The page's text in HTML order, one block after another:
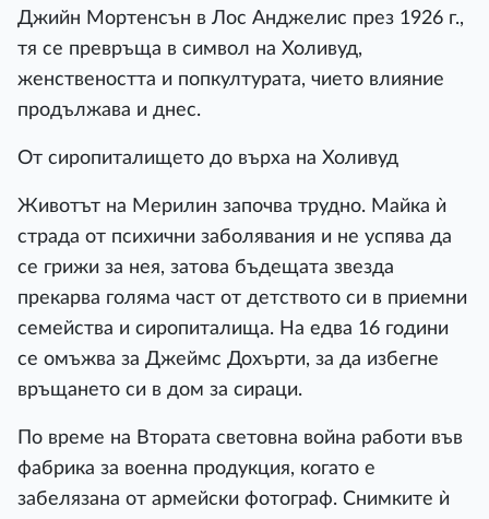
Джийн Мортенсън в Лос Анджелис през 1926 г.,
тя се превръща в символ на Холивуд,
женствеността и попкултурата, чието влияние
продължава и днес.
От сиропиталището до върха на Холивуд
Животът на Мерилин започва трудно. Майка ѝ
страда от психични заболявания и не успява да
се грижи за нея, затова бъдещата звезда
прекарва голяма част от детството си в приемни
семейства и сиропиталища. На едва 16 години
се омъжва за Джеймс Дохърти, за да избегне
връщането си в дом за сираци.
По време на Втората световна война работи във
фабрика за военна продукция, когато е
забелязана от армейски фотограф. Снимките ѝ